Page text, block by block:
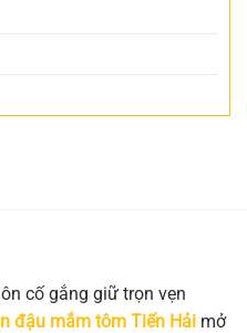
cố gắng giữ trọn vẹn
đậu mắm tôm Tiến Hải mở